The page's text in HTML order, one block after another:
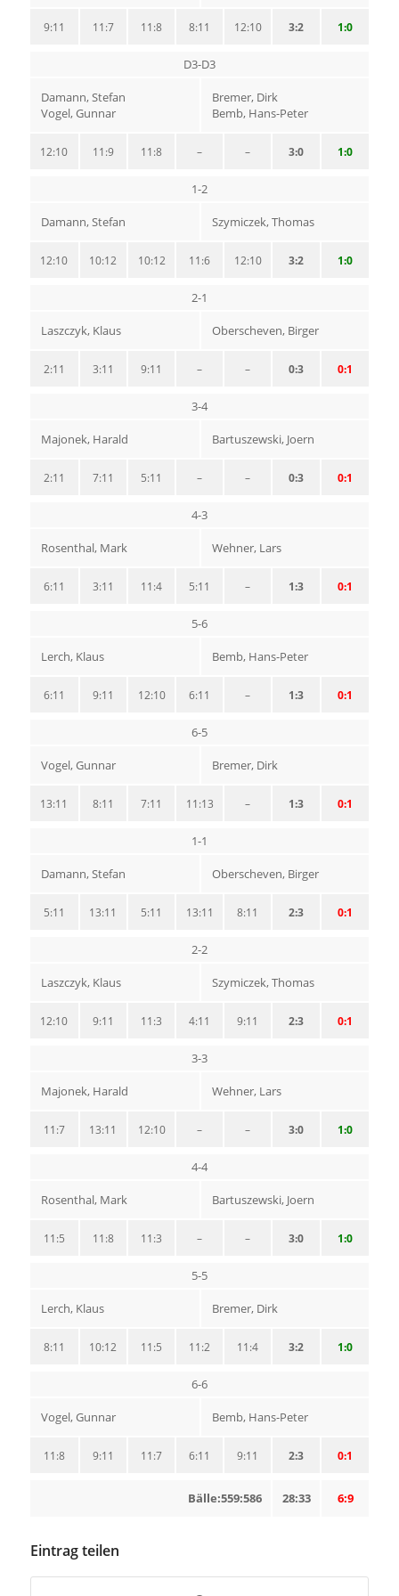
1:0
3:2
12:10
8:11
11:8
11:7
9:11
D3-D3
Damann, Stefan
Vogel, Gunnar
Bremer, Dirk
Bemb, Hans-Peter
1:0
3:0
–
–
11:8
11:9
12:10
1-2
Damann, Stefan Szymiczek, Thomas
1:0
3:2
12:10
11:6
10:12
10:12
12:10
2-1
Laszczyk, Klaus Oberscheven, Birger
0:1
0:3
–
–
9:11
3:11
2:11
3-4
Majonek, Harald Bartuszewski, Joern
0:1
0:3
–
–
5:11
7:11
2:11
4-3
Rosenthal, Mark Wehner, Lars
0:1
1:3
–
5:11
11:4
3:11
6:11
5-6
Lerch, Klaus Bemb, Hans-Peter
0:1
1:3
–
6:11
12:10
9:11
6:11
6-5
Vogel, Gunnar Bremer, Dirk
0:1
1:3
–
11:13
7:11
8:11
13:11
1-1
Damann, Stefan Oberscheven, Birger
0:1
2:3
8:11
13:11
5:11
13:11
5:11
2-2
Laszczyk, Klaus Szymiczek, Thomas
0:1
2:3
9:11
4:11
11:3
9:11
12:10
3-3
Majonek, Harald Wehner, Lars
1:0
3:0
–
–
12:10
13:11
11:7
4-4
Rosenthal, Mark Bartuszewski, Joern
1:0
3:0
–
–
11:3
11:8
11:5
5-5
Lerch, Klaus Bremer, Dirk
1:0
3:2
11:4
11:2
11:5
10:12
8:11
6-6
Vogel, Gunnar Bemb, Hans-Peter
0:1
2:3
9:11
6:11
11:7
9:11
11:8
6:9
28:33
Bälle:559:586
Eintrag teilen